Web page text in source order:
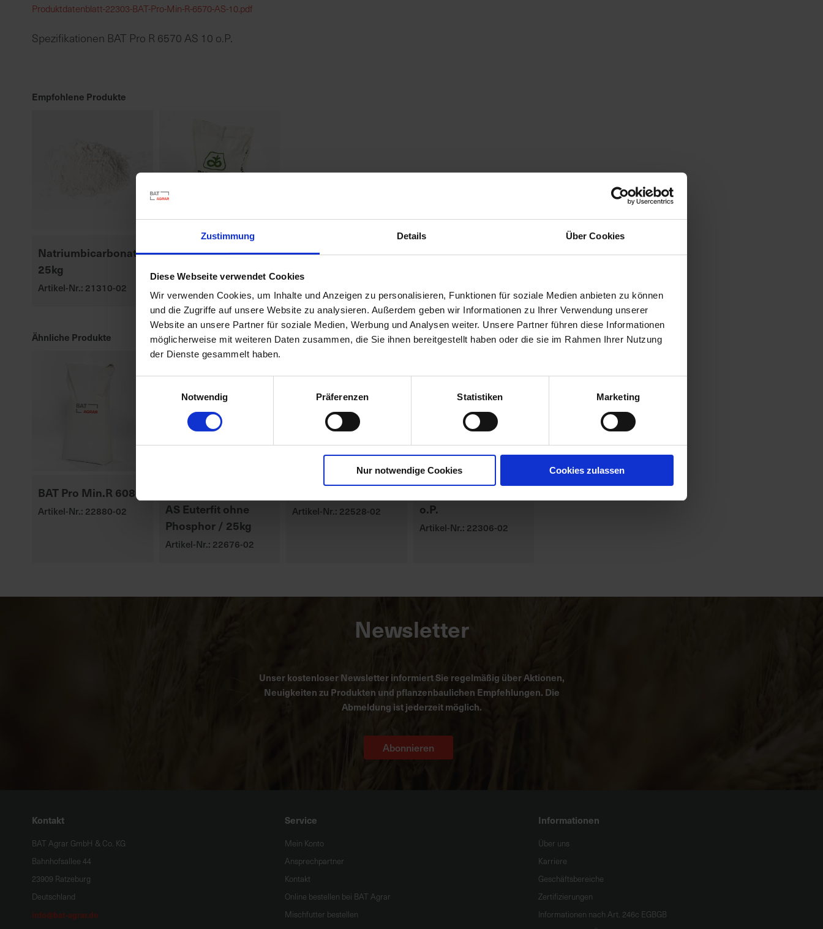
Zustimmung Details Über Cookies
Diese Webseite verwendet Cookies
Wir verwenden Cookies, um Inhalte und Anzeigen zu personalisieren, Funktionen für soziale Medien anbieten zu können
und die Zugriffe auf unsere Website zu analysieren. Außerdem geben wir Informationen zu Ihrer Verwendung unserer
Website an unsere Partner für soziale Medien, Werbung und Analysen weiter. Unsere Partner führen diese Informationen
möglicherweise mit weiteren Daten zusammen, die Sie ihnen bereitgestellt haben oder die sie im Rahmen Ihrer Nutzung
der Dienste gesammelt haben.
Notwendig
Präferenzen Statistiken Marketing
Nur notwendige Cookies Cookies zulassen
Produktdatenblatt-22303-BAT-Pro-Min-R-6570-AS-10.pdf
Spezifikationen BAT Pro R 6570 AS 10 o.P.
Empfohlene Produkte
Natriumbicarbonat /
25kg
Artikel-Nr.: 21310-02
P8329
Artikel-Nr.: 547010-00-
Ähnliche Produkte
BAT Pro Min.R 6080
Artikel-Nr.: 22880-02
AS Euterfit ohne
Phosphor / 25kg
Artikel-Nr.: 22676-02
Artikel-Nr.: 22528-02
o.P.
Artikel-Nr.: 22306-02
Newsletter
Unser kostenloser Newsletter informiert Sie regelmäßig über Aktionen,
Neuigkeiten zu Produkten und pflanzenbaulichen Empfehlungen. Die
Abmeldung ist jederzeit möglich.
Abonnieren
Kontakt
BAT Agrar GmbH & Co. KG
Bahnhofsallee 44
23909 Ratzeburg
Deutschland
info@bat-agrar.de
Service
Mein Konto
Ansprechpartner
Kontakt
Online bestellen bei BAT Agrar
Mischfutter bestellen
Informationen
Über uns
Karriere
Geschäftsbereiche
Zertifizierungen
Informationen nach Art. 246c EGBGB